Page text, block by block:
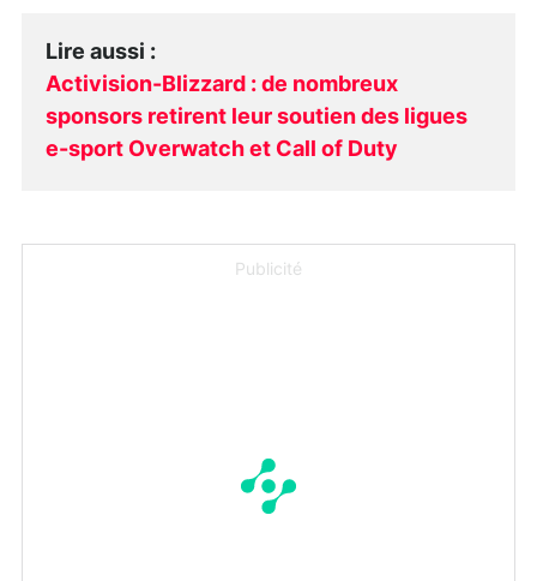
Lire aussi :
Activision-Blizzard : de nombreux
sponsors retirent leur soutien des ligues
e-sport Overwatch et Call of Duty
Publicité